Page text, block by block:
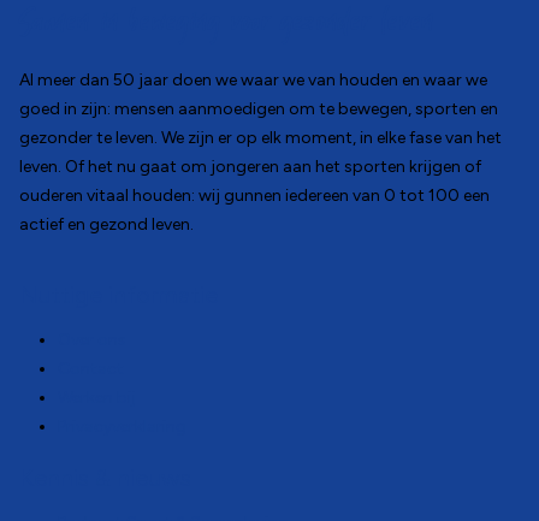
Al meer dan 50 jaar doen we waar we van houden en waar we
goed in zijn: mensen aanmoedigen om te bewegen, sporten en
gezonder te leven. We zijn er op elk moment, in elke fase van het
leven. Of het nu gaat om jongeren aan het sporten krijgen of
ouderen vitaal houden: wij gunnen iedereen van 0 tot 100 een
actief en gezond leven.